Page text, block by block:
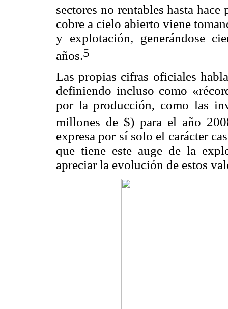
sectores no rentables hasta
cobre a cielo abierto viene
y explotación, generándose
años.5
Las propias cifras oficiales
definiendo incluso como
por la producción, como las
millones de $) para el año
expresa por sí solo el carácter
que tiene este auge de la
apreciar la evolución de estos